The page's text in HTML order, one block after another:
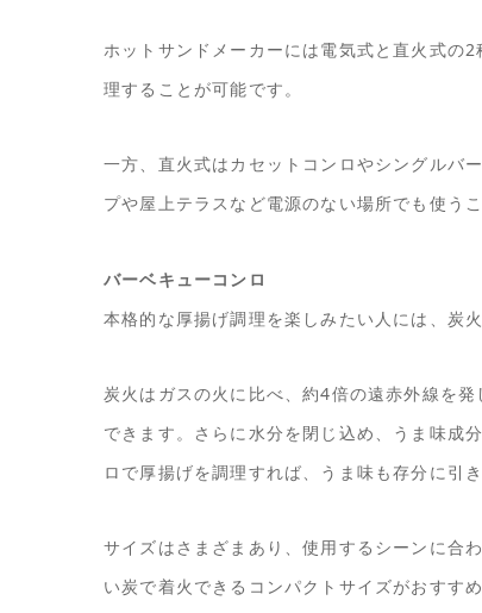
ホットサンドメーカーには電気式と直火式の
理することが可能です。
一方、直火式はカセットコンロやシングルバ
プや屋上テラスなど電源のない場所でも使うこ
バーベキューコンロ
本格的な厚揚げ調理を楽しみたい人には、炭
炭火はガスの火に比べ、約4倍の遠赤外線を
できます。さらに水分を閉じ込め、うま味成
ロで厚揚げを調理すれば、うま味も存分に引
サイズはさまざまあり、使用するシーンに合
い炭で着火できるコンパクトサイズがおすすめ